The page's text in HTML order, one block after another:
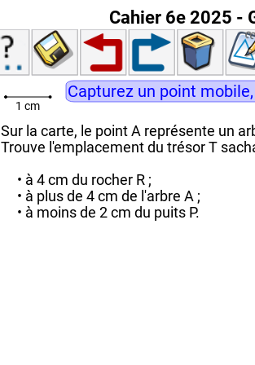
Cahier 6e 2025 -
Sur la carte, le point A représente un
Trouve l'emplacement du trésor T
• à 4 cm du rocher R ;
• à plus de 4 cm de l'arbre A ;
• à moins de 2 cm du puits P.
1 cm
Capturez un point